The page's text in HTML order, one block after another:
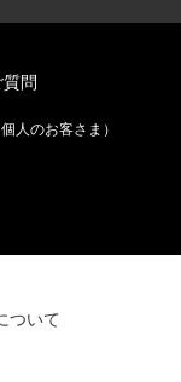
問
個人のお客さま）
ついて